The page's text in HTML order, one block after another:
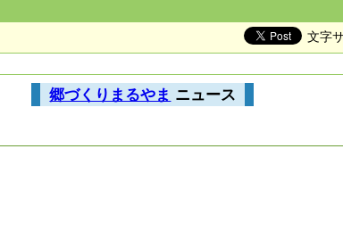
文字
郷づくりまるやま ニュース